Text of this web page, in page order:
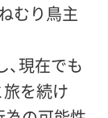
むり鳥主
現在でも
旅を続け